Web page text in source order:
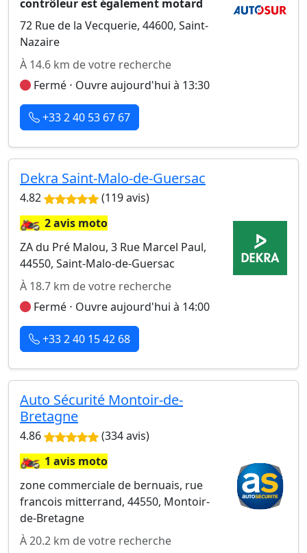
contrôleur est également motard
72 Rue de la Vecquerie, 44600, Saint-
Nazaire
À 14.6 km de votre recherche
Fermé ⋅ Ouvre aujourd'hui à 13:30
+33 2 40 53 67 67
Dekra Saint-Malo-de-Guersac
4.82 (119 avis)
🏍️2 avis moto
ZA du Pré Malou, 3 Rue Marcel Paul,
44550, Saint-Malo-de-Guersac
À 18.7 km de votre recherche
Fermé ⋅ Ouvre aujourd'hui à 14:00
+33 2 40 15 42 68
Auto Sécurité Montoir-de-
Bretagne
4.86 (334 avis)
🏍️1 avis moto
zone commerciale de bernuais, rue
francois mitterrand, 44550, Montoir-
de-Bretagne
À 20.2 km de votre recherche